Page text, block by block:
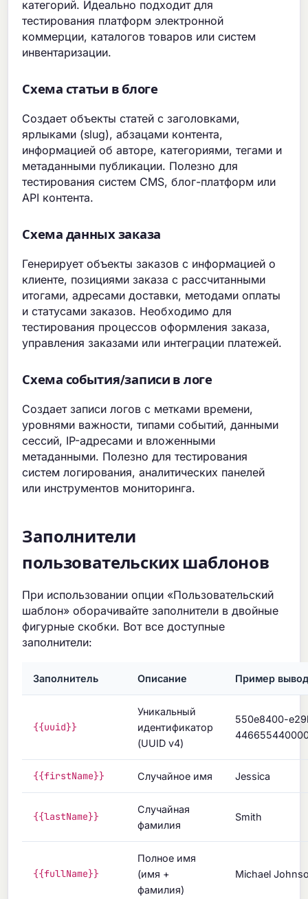
категорий. Идеально подходит для
тестирования платформ электронной
коммерции, каталогов товаров или систем
инвентаризации.
Схема статьи в блоге
Создает объекты статей с заголовками,
ярлыками (slug), абзацами контента,
информацией об авторе, категориями, тегами и
метаданными публикации. Полезно для
тестирования систем CMS, блог-платформ или
API контента.
Схема данных заказа
Генерирует объекты заказов с информацией о
клиенте, позициями заказа с рассчитанными
итогами, адресами доставки, методами оплаты
и статусами заказов. Необходимо для
тестирования процессов оформления заказа,
управления заказами или интеграции платежей.
Схема события/записи в логе
Создает записи логов с метками времени,
уровнями важности, типами событий, данными
сессий, IP-адресами и вложенными
метаданными. Полезно для тестирования
систем логирования, аналитических панелей
или инструментов мониторинга.
Заполнители
пользовательских шаблонов
При использовании опции «Пользовательский
шаблон» оборачивайте заполнители в двойные
фигурные скобки. Вот все доступные
заполнители:
Заполнитель Описание Пример
{{uuid}}
Уникальный
идентификатор
(UUID v4)
550e8400-
{{firstName}} Случайное имя Jessica
{{lastName}}
Случайная
фамилия
Smith
{{fullName}}
Полное имя
(имя +
фамилия)
Michael